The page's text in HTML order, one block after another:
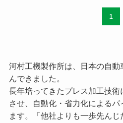
1
河村工機製作所は、日本の自
んできました。
長年培ってきたプレス加工技
させ、自動化・省力化による
ます。「他社よりも一歩先ん